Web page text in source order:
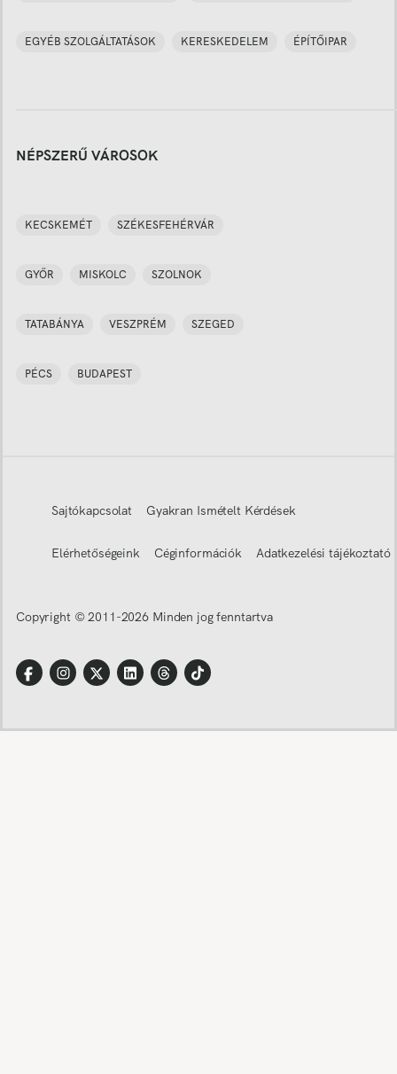
EGYÉB SZOLGÁLTATÁSOK KERESKEDELEM ÉPÍTŐIPAR
NÉPSZERŰ VÁROSOK
KECSKEMÉT SZÉKESFEHÉRVÁR
GYŐR MISKOLC SZOLNOK
TATABÁNYA VESZPRÉM SZEGED
PÉCS BUDAPEST
Sajtókapcsolat Gyakran Ismételt Kérdések
Elérhetőségeink Céginformációk Adatkezelési tájékoztató
Copyright © 2011-2026 Minden jog fenntartva